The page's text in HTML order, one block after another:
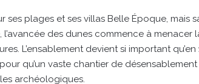
ses plages et ses villas Belle Époque, mais
des dunes commence à
L’ensablement devient si important qu’en
qu’un vaste chantier de
archéologiques.